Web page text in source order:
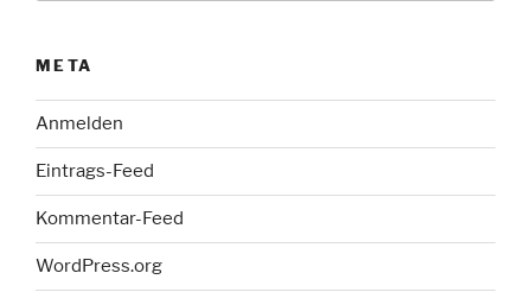
META
Anmelden
Eintrags-Feed
Kommentar-Feed
WordPress.org